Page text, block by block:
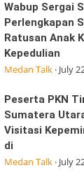
Wabup Sergai
Perlengkapan
Ratusan Anak
Kepedulian
Medan Talk· July
Peserta PKN
Sumatera
Visitasi
di
Medan Talk· July